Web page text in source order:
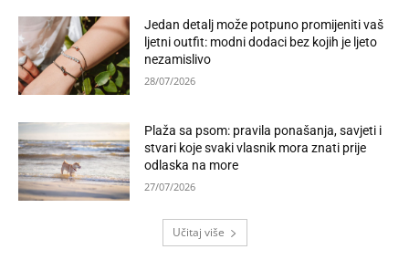
Jedan detalj može potpuno promijeniti vaš
ljetni outfit: modni dodaci bez kojih je ljeto
nezamislivo
28/07/2026
Plaža sa psom: pravila ponašanja, savjeti i
stvari koje svaki vlasnik mora znati prije
odlaska na more
27/07/2026
Učitaj više